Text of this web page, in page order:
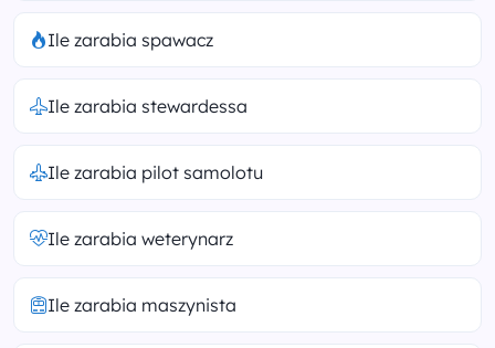
Ile zarabia spawacz
Ile zarabia stewardessa
Ile zarabia pilot samolotu
Ile zarabia weterynarz
Ile zarabia maszynista